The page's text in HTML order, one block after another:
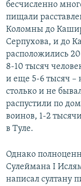
бесчисленно
пищали
Коломны до
Серпухова, и до
расположились
8-10 тысяч
и еще 5-6 тысяч –
столько и не
распустили по
воинов, 1-2
в Туле.
Однако
Сулеймана I
написал султану